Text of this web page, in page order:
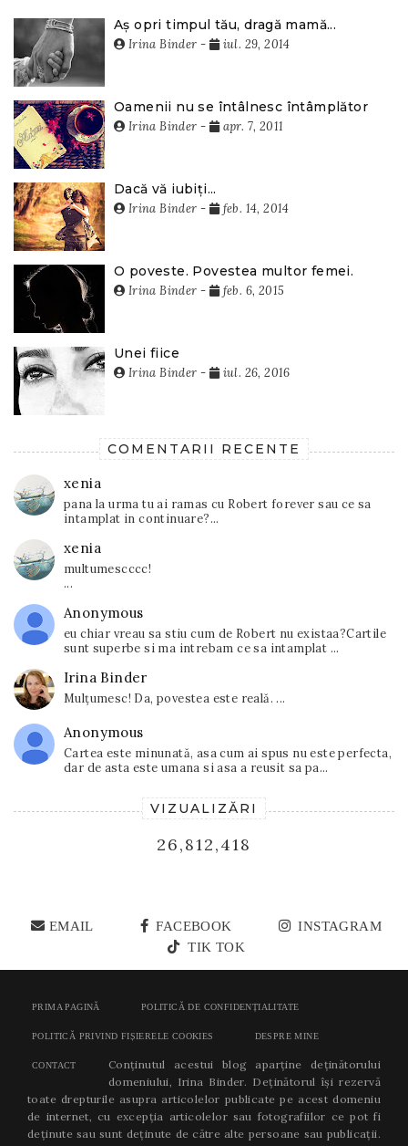
Aș opri timpul tău, dragă mamă...
Irina Binder - iul. 29, 2014
Oamenii nu se întâlnesc întâmplător
Irina Binder - apr. 7, 2011
Dacă vă iubiți...
Irina Binder - feb. 14, 2014
O poveste. Povestea multor femei.
Irina Binder - feb. 6, 2015
Unei fiice
Irina Binder - iul. 26, 2016
COMENTARII RECENTE
xenia
pana la urma tu ai ramas cu Robert forever sau ce sa
intamplat in continuare?...
xenia
multumescccc!
...
Anonymous
eu chiar vreau sa stiu cum de Robert nu existaa?Cartile
sunt superbe si ma intrebam ce sa intamplat ...
Irina Binder
Mulțumesc! Da, povestea este reală. ...
Anonymous
Cartea este minunată, asa cum ai spus nu este perfecta,
dar de asta este umana si asa a reusit sa pa...
VIZUALIZĂRI
26,812,418
EMAIL FACEBOOK
INSTAGRAM
TIK TOK
PRIMA PAGINĂ POLITICĂ DE CONFIDENȚIALITATE
POLITICĂ PRIVIND FIȘIERELE COOKIES DESPRE MINE
CONTACT
Conținutul acestui blog aparține deținătorului
domeniului, Irina Binder. Deținătorul își rezervă
toate drepturile asupra articolelor publicate pe acest domeniu
de internet, cu excepția articolelor sau fotografiilor ce pot fi
deținute sau sunt deținute de către alte persoane sau publicații.